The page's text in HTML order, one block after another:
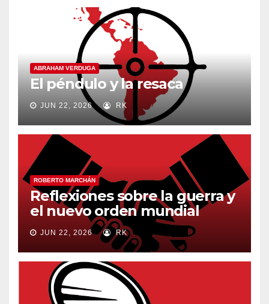
ABRAHAM VERDUGA
El péndulo y la resaca
JUN 22, 2026 RK
ROBERTO MARCHÁN
Reflexiones sobre la guerra y
el nuevo orden mundial
JUN 22, 2026 RK